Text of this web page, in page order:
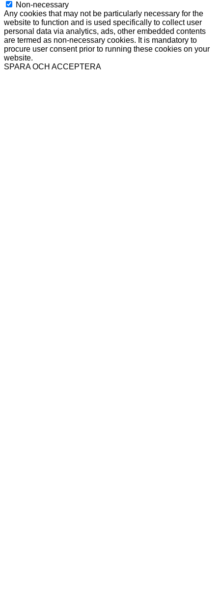
Non-necessary
Any cookies that may not be particularly necessary for the
website to function and is used specifically to collect user
personal data via analytics, ads, other embedded contents
are termed as non-necessary cookies. It is mandatory to
procure user consent prior to running these cookies on your
website.
SPARA OCH ACCEPTERA